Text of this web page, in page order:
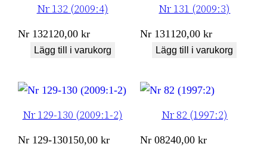
Nr 132 (2009:4)
Nr 132120,00kr
Lägg till i varukorg
Nr 131 (2009:3)
Nr 131 120,00kr
Lägg till i varukorg
Nr 129-130 (2009:1-2)
Nr 129-130150,00kr
Nr 82 (1997:2)
Nr 08240,00kr